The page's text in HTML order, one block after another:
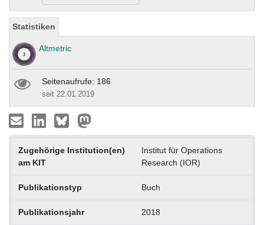
Statistiken
Altmetric
Seitenaufrufe: 186
seit 22.01.2019
Zugehörige Institution(en)
am KIT
Institut für Operations
Research (IOR)
Publikationstyp Buch
Publikationsjahr 2018